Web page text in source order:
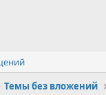
Темы без вложений